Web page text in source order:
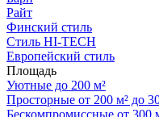
Райт
Финский стиль
Стиль HI-TECH
Европейский стиль
Площадь
Уютные до 200 м²
Просторные от 200 м² до